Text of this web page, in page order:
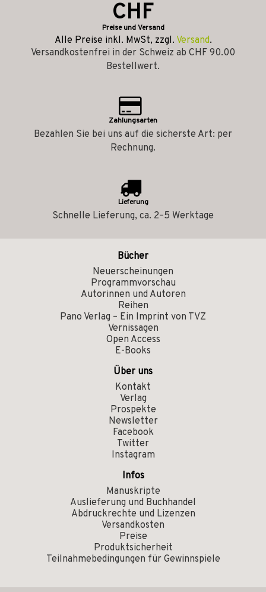
CHF
Preise und Versand
Alle Preise inkl. MwSt, zzgl. Versand.
Versandkostenfrei in der Schweiz ab CHF 90.00
Bestellwert.
Zahlungsarten
Bezahlen Sie bei uns auf die sicherste Art: per
Rechnung.
Lieferung
Schnelle Lieferung, ca. 2–5 Werktage
Bücher
Neuerscheinungen
Programmvorschau
Autorinnen und Autoren
Reihen
Pano Verlag – Ein Imprint von TVZ
Vernissagen
Open Access
E-Books
Über uns
Kontakt
Verlag
Prospekte
Newsletter
Facebook
Twitter
Instagram
Infos
Manuskripte
Auslieferung und Buchhandel
Abdruckrechte und Lizenzen
Versandkosten
Preise
Produktsicherheit
Teilnahmebedingungen für Gewinnspiele